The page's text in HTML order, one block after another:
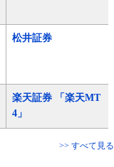
松井証券
楽天証券 「楽天MT
4」
>> すべて見る